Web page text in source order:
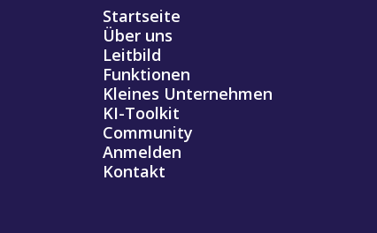
Startseite
Über uns
Leitbild
Funktionen
Kleines Unternehmen
KI-Toolkit
Community
Anmelden
Kontakt